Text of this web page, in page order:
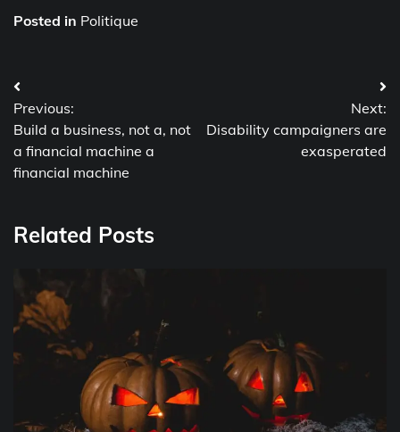
Posted in Politique
Post
navigation
Previous:
Build a business, not a, not
a financial machine a
financial machine
Next:
Disability campaigners are
exasperated
Related Posts